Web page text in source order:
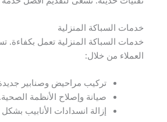
خدمات السباكة المنزلية
خدمات السباكة المنزلية تعمل بكفاءة.
العملاء من خلال:
تركيب مراحيض وصنابير
صيانة وإصلاح الأنظمة الصحية.
إزالة انسدادات الأنابيب